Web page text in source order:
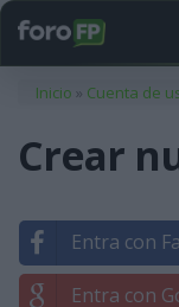
Usted está
Inicio » Cuenta de
Crear
Entra con
Entra con